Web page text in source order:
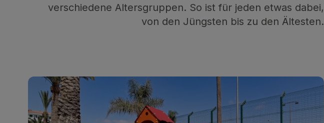
verschiedene Altersgruppen. So ist für jeden etwas dabei,
von den Jüngsten bis zu den Ältesten.